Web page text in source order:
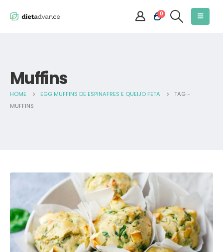
0
Muffins
HOME EGG MUFFINS DE ESPINAFRES E QUEIJO FETA
TAG -
MUFFINS